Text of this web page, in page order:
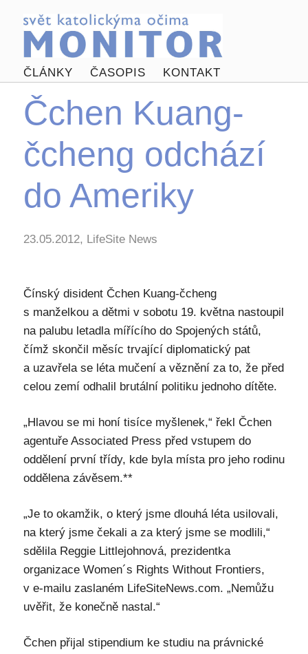
ČLÁNKY ČASOPIS KONTAKT
Čchen Kuang-
čcheng odchází
do Ameriky
23.05.2012, LifeSite News
Čínský disident Čchen Kuang-čcheng
s manželkou a dětmi v sobotu 19. května nastoupil
na palubu letadla mířícího do Spojených států,
čímž skončil měsíc trvající diplomatický pat
a uzavřela se léta mučení a věznění za to, že před
celou zemí odhalil brutální politiku jednoho dítěte.
„Hlavou se mi honí tisíce myšlenek,“ řekl Čchen
agentuře Associated Press před vstupem do
oddělení první třídy, kde byla místa pro jeho rodinu
oddělena závěsem.**
„Je to okamžik, o který jsme dlouhá léta usilovali,
na který jsme čekali a za který jsme se modlili,“
sdělila Reggie Littlejohnová, prezidentka
organizace Women´s Rights Without Frontiers,
v e-mailu zaslaném LifeSiteNews.com. „Nemůžu
uvěřit, že konečně nastal.“
Čchen přijal stipendium ke studiu na právnické